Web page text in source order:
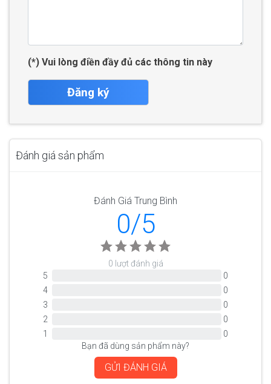
(*) Vui lòng điền đầy đủ các thông tin này
Đăng ký
Đánh giá sản phẩm
Đánh Giá Trung Bình
0/5
0 lượt đánh giá
5
0
4
0
3
0
2
0
1
0
Bạn đã dùng sản phẩm này?
GỬI ĐÁNH GIÁ